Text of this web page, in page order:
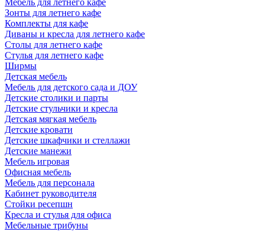
Мебель для летнего кафе
Зонты для летнего кафе
Комплекты для кафе
Диваны и кресла для летнего кафе
Столы для летнего кафе
Стулья для летнего кафе
Ширмы
Детская мебель
Мебель для детского сада и ДОУ
Детские столики и парты
Детские стульчики и кресла
Детская мягкая мебель
Детские кровати
Детские шкафчики и стеллажи
Детские манежи
Мебель игровая
Офисная мебель
Мебель для персонала
Кабинет руководителя
Стойки ресепшн
Кресла и стулья для офиса
Мебельные трибуны